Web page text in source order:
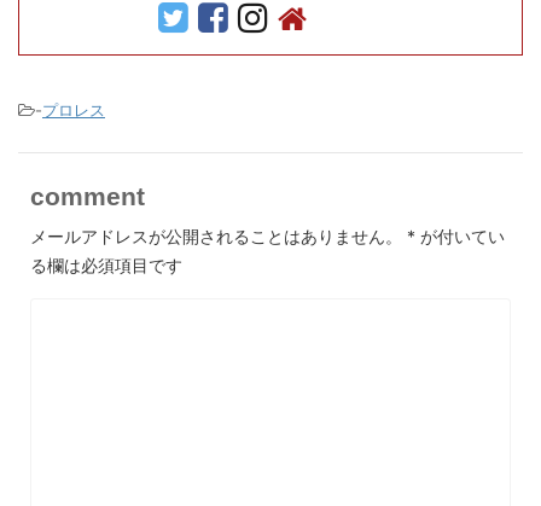
-プロレス
comment
メールアドレスが公開されることはありません。 * が付いてい
る欄は必須項目です